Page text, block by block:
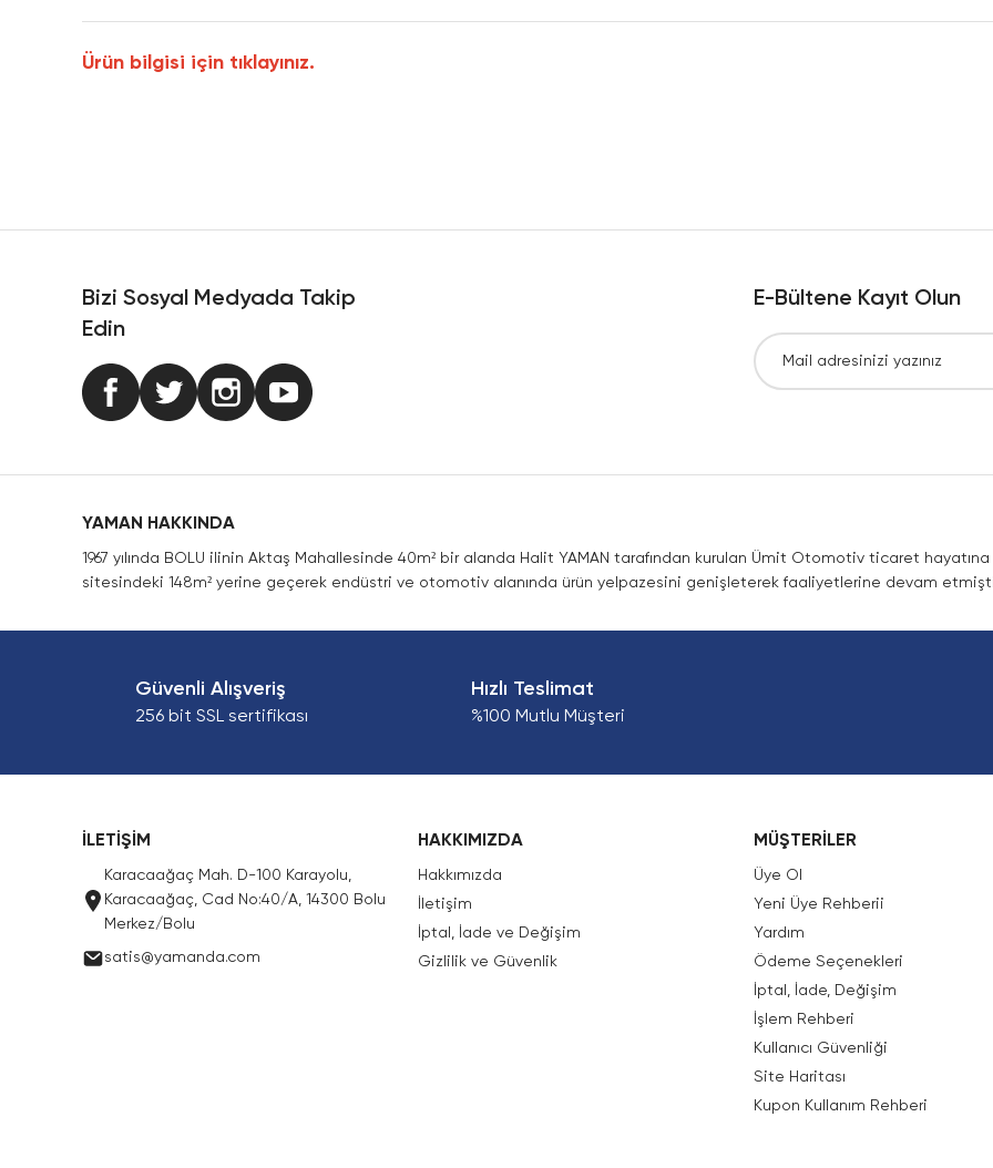
Ürün bilgisi için tıklayınız.
Bizi Sosyal Medyada Takip
Edin
E-Bültene Kayıt Olun
YAMAN HAKKINDA
1967 yılında BOLU ilinin Aktaş Mahallesinde 40m² bir alanda Halit YAMAN tarafından kurulan Ümit Otomotiv ticaret
sitesindeki 148m² yerine geçerek endüstri ve otomotiv alanında ürün yelpazesini genişleterek faaliyetlerine devam
Güvenli Alışveriş
256 bit SSL sertifikası
Hızlı Teslimat
%100 Mutlu Müşteri
İLETİŞİM
Karacaağaç Mah. D-100 Karayolu,
Karacaağaç, Cad No:40/A, 14300 Bolu
Merkez/Bolu
satis@yamanda.com
HAKKIMIZDA
Hakkımızda
İletişim
İptal, İade ve Değişim
Gizlilik ve Güvenlik
MÜŞTERİLER
Üye Ol
Yeni Üye Rehberii
Yardım
Ödeme Seçenekleri
İptal, İade, Değişim
İşlem Rehberi
Kullanıcı Güvenliği
Site Haritası
Kupon Kullanım Rehberi